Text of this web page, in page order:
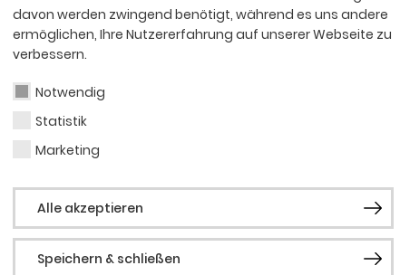
davon werden zwingend benötigt, während es uns andere
ermöglichen, Ihre Nutzererfahrung auf unserer Webseite zu
verbessern.
Notwendig
Statistik
Marketing
Alle akzeptieren
Speichern & schließen